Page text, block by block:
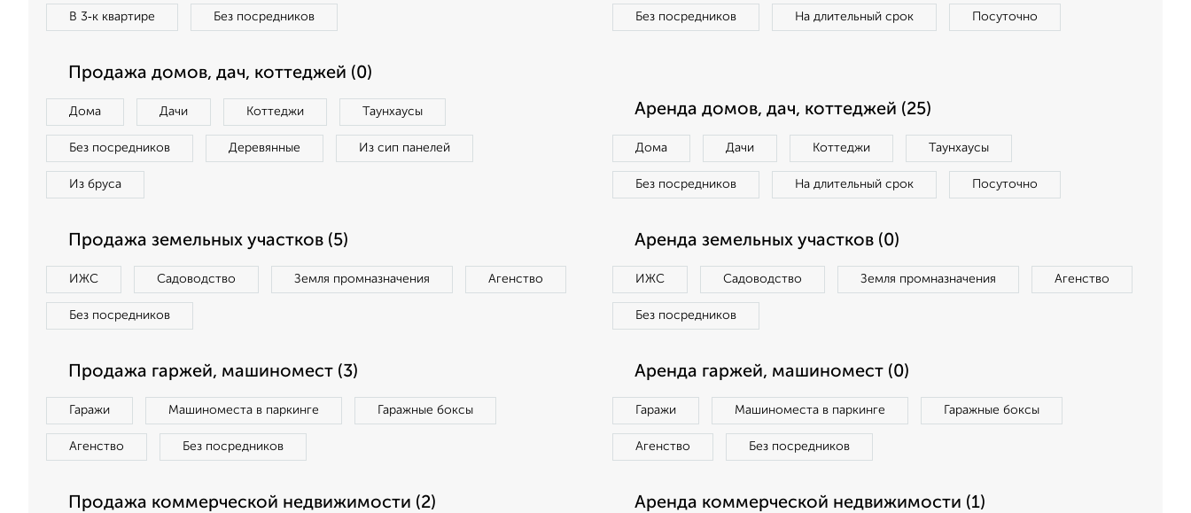
В 3‑к квартире Без посредников Без посредников На длительный срок Посуточно
Продажа домов, дач, коттеджей (0)
Дома Дачи Коттеджи Таунхаусы
Без посредников Деревянные Из сип панелей
Из бруса
Аренда домов, дач, коттеджей (25)
Дома Дачи Коттеджи Таунхаусы
Без посредников На длительный срок Посуточно
Продажа земельных участков (5)
ИЖС Садоводство Земля промназначения Агенство
Без посредников
Аренда земельных участков (0)
ИЖС Садоводство Земля промназначения Агенство
Без посредников
Продажа гаржей, машиномест (3)
Гаражи Машиноместа в паркинге Гаражные боксы
Агенство Без посредников
Аренда гаржей, машиномест (0)
Гаражи Машиноместа в паркинге Гаражные боксы
Агенство Без посредников
Продажа коммерческой недвижимости (2) Аренда коммерческой недвижимости (1)